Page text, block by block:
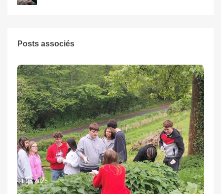
Posts associés
01.05.2025